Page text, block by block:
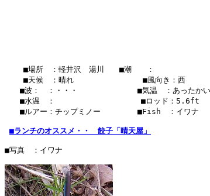
■場所　：軽井沢　湯川　　■潮　　：　　  　　
    ■天候　：晴れ　　　 　    　　■風向き：西
■波：　：・・・　　　　　   　■気温　：あったかい
■水温　：    　　　　　  　 　■ロッド：5.6ft　　
■ルアー：チップミノー　　　   ■Fish　：イ
■ランチのオススメ・・　餃子「晴天屋」
■写真　：イワナ